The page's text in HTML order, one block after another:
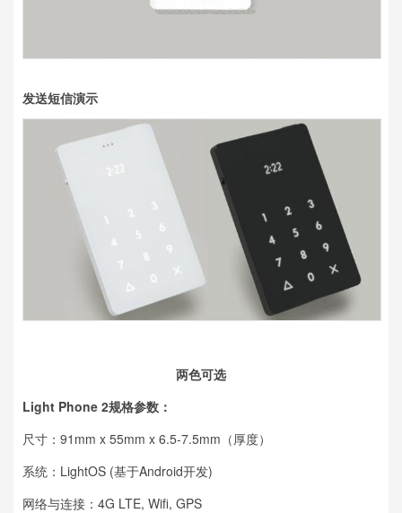
发送短信演示
两色可选
Light Phone 2规格参数：
尺寸：91mm x 55mm x 6.5-7.5mm（厚度）
系统：LightOS (基于Android开发)
网络与连接：4G LTE, Wifi, GPS